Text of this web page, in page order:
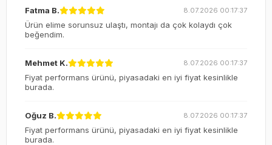
Fatma B. 8.07.2026 00:17:37
Ürün elime sorunsuz ulaştı, montajı da çok kolaydı çok
beğendim.
Mehmet K. 8.07.2026 00:17:37
Fiyat performans ürünü, piyasadaki en iyi fiyat kesinlikle
burada.
Oğuz B. 8.07.2026 00:17:37
Fiyat performans ürünü, piyasadaki en iyi fiyat kesinlikle
burada.